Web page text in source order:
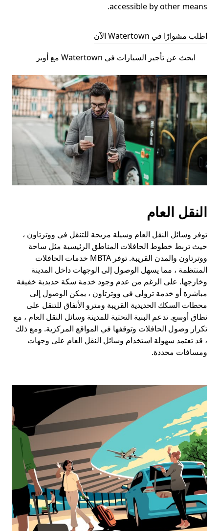
accessible by other means.
اطلب مشوارًا في Watertown الآن
ابحث عن تأجير السيارات في Watertown مع أوبر
النقل العام
توفر وسائل النقل العام وسيلة مريحة للتنقل في ووترتاون ،
حيث تربط خطوط الحافلات المناطق الرئيسية مثل ساحة
ووترتاون والمدن القريبة. توفر MBTA خدمات الحافلات
المنتظمة ، مما يسهل الوصول إلى الوجهات داخل المدينة
وخارجها. على الرغم من عدم وجود خدمة سكة حديدية خفيفة
مباشرة أو خدمة ترولي في ووترتاون ، يمكن الوصول إلى
محطات السكك الحديدية القريبة ومترو الأنفاق للتنقل على
نطاق أوسع. تدعم البنية التحتية للمدينة وسائل النقل العام ، مع
تكرار وصول الحافلات وتوقفها في المواقع المركزية. ومع ذلك
، قد تعتمد سهولة استخدام وسائل النقل العام على وجهات
ومسافات محددة.